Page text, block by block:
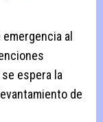
al
espera la
de